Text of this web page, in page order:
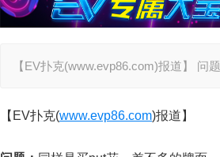
【EV扑克(www.evp86.com)报道】
【EV扑克(www.evp86.com)报道】